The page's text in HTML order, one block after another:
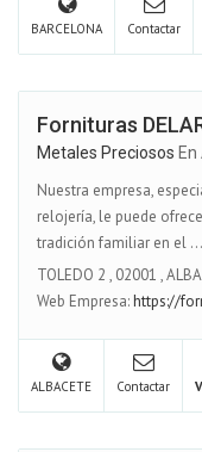
BARCELONA Contactar
Fornituras
Metales Preciosos En
Nuestra empresa,
relojería, le puede
tradición familiar en el ...
TOLEDO 2 , 02001 ,
Web Empresa:https://
ALBACETE Contactar